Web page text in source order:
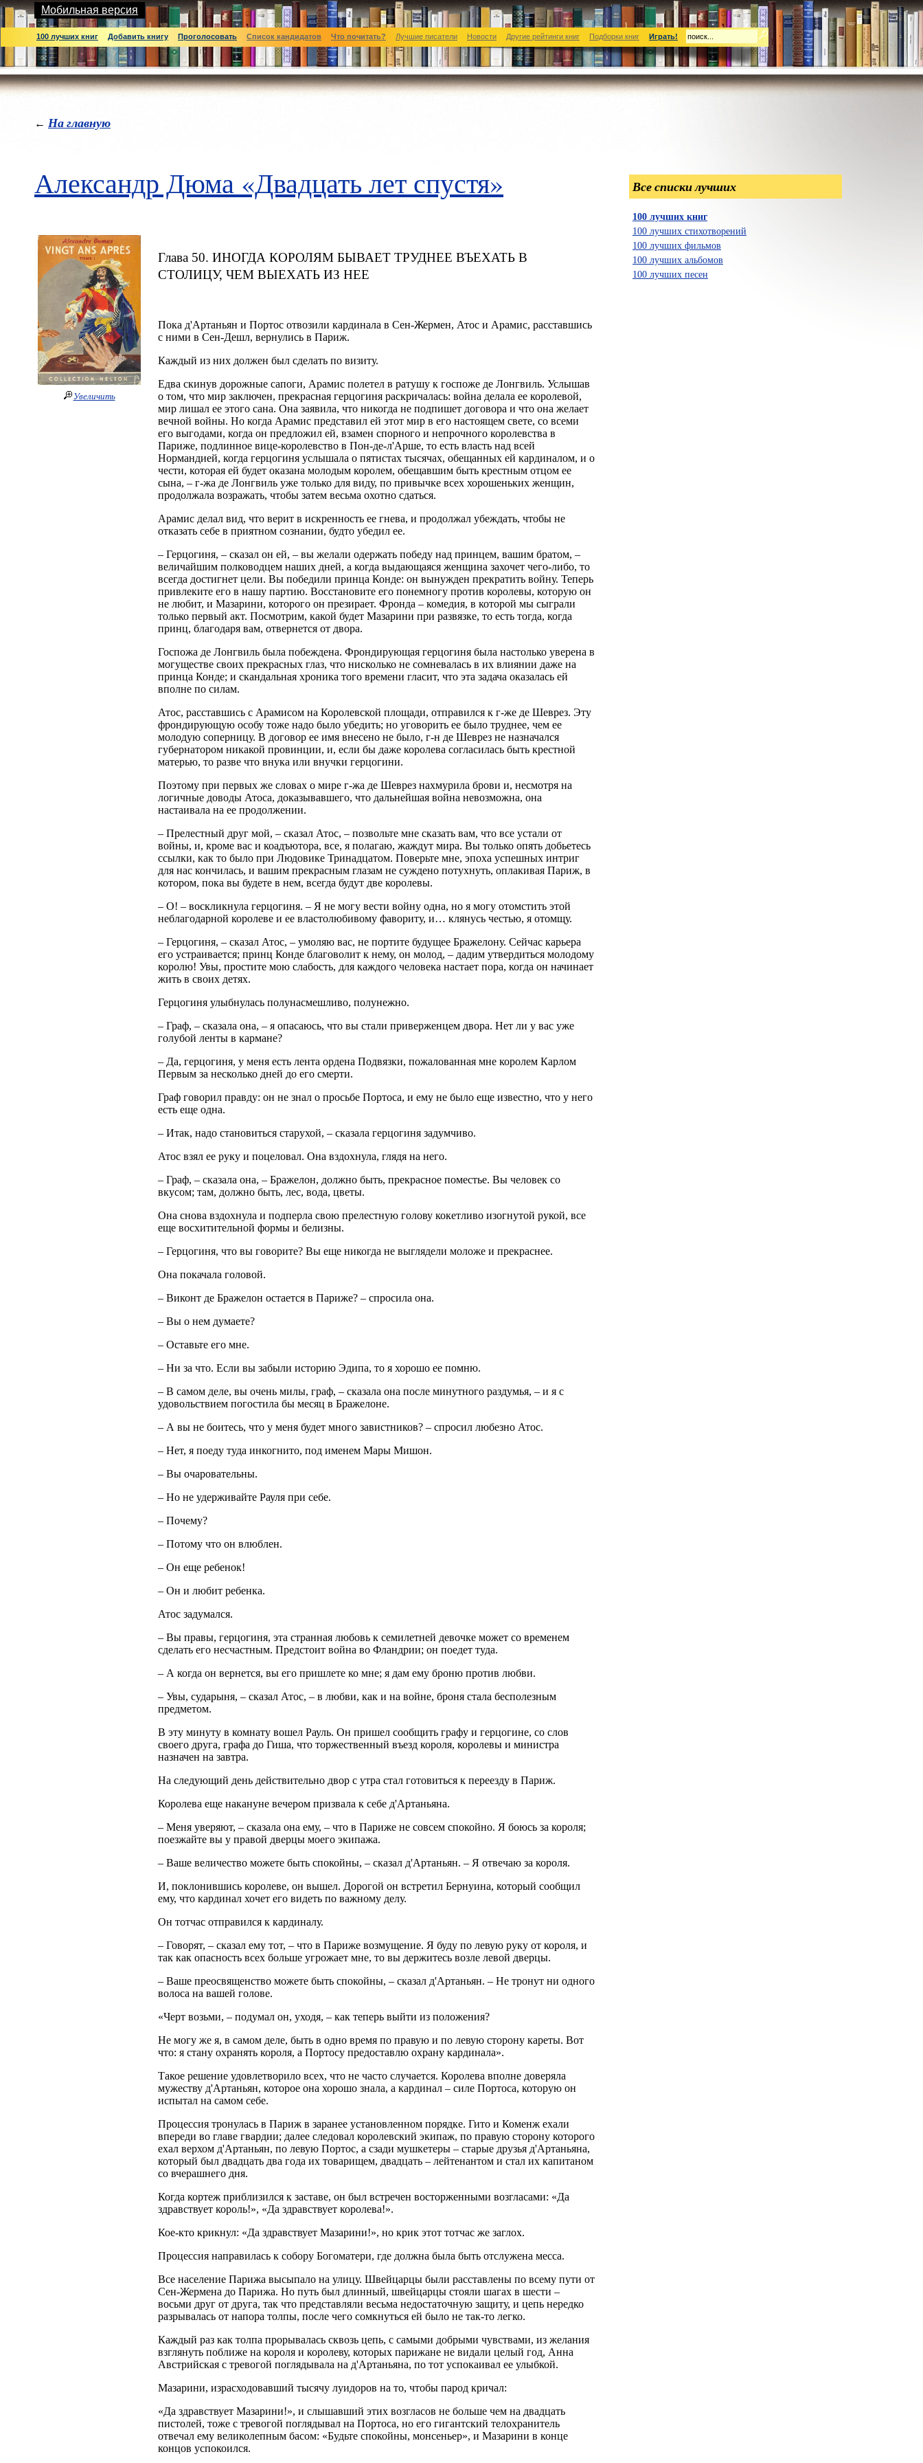
Мобильная версия
100 лучших книг Добавить книгу Проголосовать Список кандидатов Что почитать? Лучшие писатели Новости Другие рейтинги книг Подборки книг Играть!
← На главную
Александр Дюма «Двадцать лет спустя»
Увеличить
Глава 50. ИНОГДА КОРОЛЯМ БЫВАЕТ ТРУДНЕЕ ВЪЕХАТЬ В
СТОЛИЦУ, ЧЕМ ВЫЕХАТЬ ИЗ НЕЕ
Пока д'Артаньян и Портос отвозили кардинала в Сен-Жермен, Атос и Арамис, расставшись
с ними в Сен-Дешл, вернулись в Париж.
Каждый из них должен был сделать по визиту.
Едва скинув дорожные сапоги, Арамис полетел в ратушу к госпоже де Лонгвиль. Услышав
о том, что мир заключен, прекрасная герцогиня раскричалась: война делала ее королевой,
мир лишал ее этого сана. Она заявила, что никогда не подпишет договора и что она желает
вечной войны. Но когда Арамис представил ей этот мир в его настоящем свете, со всеми
его выгодами, когда он предложил ей, взамен спорного и непрочного королевства в
Париже, подлинное вице-королевство в Пон-де-л'Арше, то есть власть над всей
Нормандией, когда герцогиня услышала о пятистах тысячах, обещанных ей кардиналом, и о
чести, которая ей будет оказана молодым королем, обещавшим быть крестным отцом ее
сына, – г-жа де Лонгвиль уже только для виду, по привычке всех хорошеньких женщин,
продолжала возражать, чтобы затем весьма охотно сдаться.
Арамис делал вид, что верит в искренность ее гнева, и продолжал убеждать, чтобы не
отказать себе в приятном сознании, будто убедил ее.
– Герцогиня, – сказал он ей, – вы желали одержать победу над принцем, вашим братом, –
величайшим полководцем наших дней, а когда выдающаяся женщина захочет чего-либо, то
всегда достигнет цели. Вы победили принца Конде: он вынужден прекратить войну. Теперь
привлеките его в нашу партию. Восстановите его понемногу против королевы, которую он
не любит, и Мазарини, которого он презирает. Фронда – комедия, в которой мы сыграли
только первый акт. Посмотрим, какой будет Мазарини при развязке, то есть тогда, когда
принц, благодаря вам, отвернется от двора.
Госпожа де Лонгвиль была побеждена. Фрондирующая герцогиня была настолько уверена в
могуществе своих прекрасных глаз, что нисколько не сомневалась в их влиянии даже на
принца Конде; и скандальная хроника того времени гласит, что эта задача оказалась ей
вполне по силам.
Атос, расставшись с Арамисом на Королевской площади, отправился к г-же де Шеврез. Эту
фрондирующую особу тоже надо было убедить; но уговорить ее было труднее, чем ее
молодую соперницу. В договор ее имя внесено не было, г-н де Шеврез не назначался
губернатором никакой провинции, и, если бы даже королева согласилась быть крестной
матерью, то разве что внука или внучки герцогини.
Поэтому при первых же словах о мире г-жа де Шеврез нахмурила брови и, несмотря на
логичные доводы Атоса, доказывавшего, что дальнейшая война невозможна, она
настаивала на ее продолжении.
– Прелестный друг мой, – сказал Атос, – позвольте мне сказать вам, что все устали от
войны, и, кроме вас и коадъютора, все, я полагаю, жаждут мира. Вы только опять добьетесь
ссылки, как то было при Людовике Тринадцатом. Поверьте мне, эпоха успешных интриг
для нас кончилась, и вашим прекрасным глазам не суждено потухнуть, оплакивая Париж, в
котором, пока вы будете в нем, всегда будут две королевы.
– О! – воскликнула герцогиня. – Я не могу вести войну одна, но я могу отомстить этой
неблагодарной королеве и ее властолюбивому фавориту, и… клянусь честью, я отомщу.
– Герцогиня, – сказал Атос, – умоляю вас, не портите будущее Бражелону. Сейчас карьера
его устраивается; принц Конде благоволит к нему, он молод, – дадим утвердиться молодому
королю! Увы, простите мою слабость, для каждого человека настает пора, когда он начинает
жить в своих детях.
Герцогиня улыбнулась полунасмешливо, полунежно.
– Граф, – сказала она, – я опасаюсь, что вы стали приверженцем двора. Нет ли у вас уже
голубой ленты в кармане?
– Да, герцогиня, у меня есть лента ордена Подвязки, пожалованная мне королем Карлом
Первым за несколько дней до его смерти.
Граф говорил правду: он не знал о просьбе Портоса, и ему не было еще известно, что у него
есть еще одна.
– Итак, надо становиться старухой, – сказала герцогиня задумчиво.
Атос взял ее руку и поцеловал. Она вздохнула, глядя на него.
– Граф, – сказала она, – Бражелон, должно быть, прекрасное поместье. Вы человек со
вкусом; там, должно быть, лес, вода, цветы.
Она снова вздохнула и подперла свою прелестную голову кокетливо изогнутой рукой, все
еще восхитительной формы и белизны.
– Герцогиня, что вы говорите? Вы еще никогда не выглядели моложе и прекраснее.
Она покачала головой.
– Виконт де Бражелон остается в Париже? – спросила она.
– Вы о нем думаете?
– Оставьте его мне.
– Ни за что. Если вы забыли историю Эдипа, то я хорошо ее помню.
– В самом деле, вы очень милы, граф, – сказала она после минутного раздумья, – и я с
удовольствием погостила бы месяц в Бражелоне.
– А вы не боитесь, что у меня будет много завистников? – спросил любезно Атос.
– Нет, я поеду туда инкогнито, под именем Мары Мишон.
– Вы очаровательны.
– Но не удерживайте Рауля при себе.
– Почему?
– Потому что он влюблен.
– Он еще ребенок!
– Он и любит ребенка.
Атос задумался.
– Вы правы, герцогиня, эта странная любовь к семилетней девочке может со временем
сделать его несчастным. Предстоит война во Фландрии; он поедет туда.
– А когда он вернется, вы его пришлете ко мне; я дам ему броню против любви.
– Увы, сударыня, – сказал Атос, – в любви, как и на войне, броня стала бесполезным
предметом.
В эту минуту в комнату вошел Рауль. Он пришел сообщить графу и герцогине, со слов
своего друга, графа до Гиша, что торжественный въезд короля, королевы и министра
назначен на завтра.
На следующий день действительно двор с утра стал готовиться к переезду в Париж.
Королева еще накануне вечером призвала к себе д'Артаньяна.
– Меня уверяют, – сказала она ему, – что в Париже не совсем спокойно. Я боюсь за короля;
поезжайте вы у правой дверцы моего экипажа.
– Ваше величество можете быть спокойны, – сказал д'Артаньян. – Я отвечаю за короля.
И, поклонившись королеве, он вышел. Дорогой он встретил Бернуина, который сообщил
ему, что кардинал хочет его видеть по важному делу.
Он тотчас отправился к кардиналу.
– Говорят, – сказал ему тот, – что в Париже возмущение. Я буду по левую руку от короля, и
так как опасность всех больше угрожает мне, то вы держитесь возле левой дверцы.
– Ваше преосвященство можете быть спокойны, – сказал д'Артаньян. – Не тронут ни одного
волоса на вашей голове.
«Черт возьми, – подумал он, уходя, – как теперь выйти из положения?
Не могу же я, в самом деле, быть в одно время по правую и по левую сторону кареты. Вот
что: я стану охранять короля, а Портосу предоставлю охрану кардинала».
Такое решение удовлетворило всех, что не часто случается. Королева вполне доверяла
мужеству д'Артаньян, которое она хорошо знала, а кардинал – силе Портоса, которую он
испытал на самом себе.
Процессия тронулась в Париж в заранее установленном порядке. Гито и Коменж ехали
впереди во главе гвардии; далее следовал королевский экипаж, по правую сторону которого
ехал верхом д'Артаньян, по левую Портос, а сзади мушкетеры – старые друзья д'Артаньяна,
который был двадцать два года их товарищем, двадцать – лейтенантом и стал их капитаном
со вчерашнего дня.
Когда кортеж приблизился к заставе, он был встречен восторженными возгласами: «Да
здравствует король!», «Да здравствует королева!».
Кое-кто крикнул: «Да здравствует Мазарини!», но крик этот тотчас же заглох.
Процессия направилась к собору Богоматери, где должна была быть отслужена месса.
Все население Парижа высыпало на улицу. Швейцарцы были расставлены по всему пути от
Сен-Жермена до Парижа. Но путь был длинный, швейцарцы стояли шагах в шести –
восьми друг от друга, так что представляли весьма недостаточную защиту, и цепь нередко
разрывалась от напора толпы, после чего сомкнуться ей было не так-то легко.
Каждый раз как толпа прорывалась сквозь цепь, с самыми добрыми чувствами, из желания
взглянуть поближе на короля и королеву, которых парижане не видали целый год, Анна
Австрийская с тревогой поглядывала на д'Артаньяна, по тот успокаивал ее улыбкой.
Мазарини, израсходовавший тысячу луидоров на то, чтобы парод кричал:
«Да здравствует Мазарини!», и слышавший этих возгласов не больше чем на двадцать
пистолей, тоже с тревогой поглядывал на Портоса, но его гигантский телохранитель
отвечал ему великолепным басом: «Будьте спокойны, монсеньер», и Мазарини в конце
концов успокоился.
Все списки лучших
100 лучших книг
100 лучших стихотворений
100 лучших фильмов
100 лучших альбомов
100 лучших песен